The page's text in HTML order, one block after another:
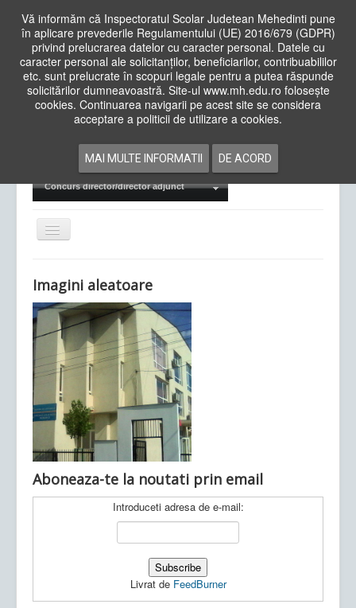
Vă informăm că Inspectoratul Scolar Judetean Mehedinti pune
în aplicare prevederile Regulamentului (UE) 2016/679 (GDPR)
privind prelucrarea datelor cu caracter personal. Datele cu
caracter personal ale solicitanților, beneficiarilor, contribuabililor
etc. sunt prelucrate în scopuri legale pentru a putea răspunde
solicitărilor dumneavoastră. Site-ul www.mh.edu.ro folosește
cookies. Continuarea navigarii pe acest site se considera
acceptare a politicii de utilizare a cookies.
MAI MULTE INFORMATII DE ACORD
Cauta
in
siteAcasa Cadre Didactice
Examene Naționale
Concurs director/director adjunct
Comută
navigarea
Ultimele articole: Vi, 04.11.2022 -
Județean Mehedinți
Imagini aleatoare
Aboneaza-te la noutati prin email
Introduceti adresa de e-mail:
Livrat de FeedBurner